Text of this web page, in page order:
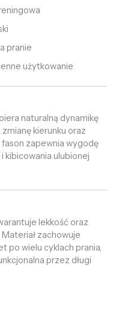
pranie
użytkowanie
naturalną dynamikę
kierunku oraz
fason zapewnia wygodę
kibicowania ulubionej
lekkość oraz
zachowuje
po wielu cyklach prania,
przez długi